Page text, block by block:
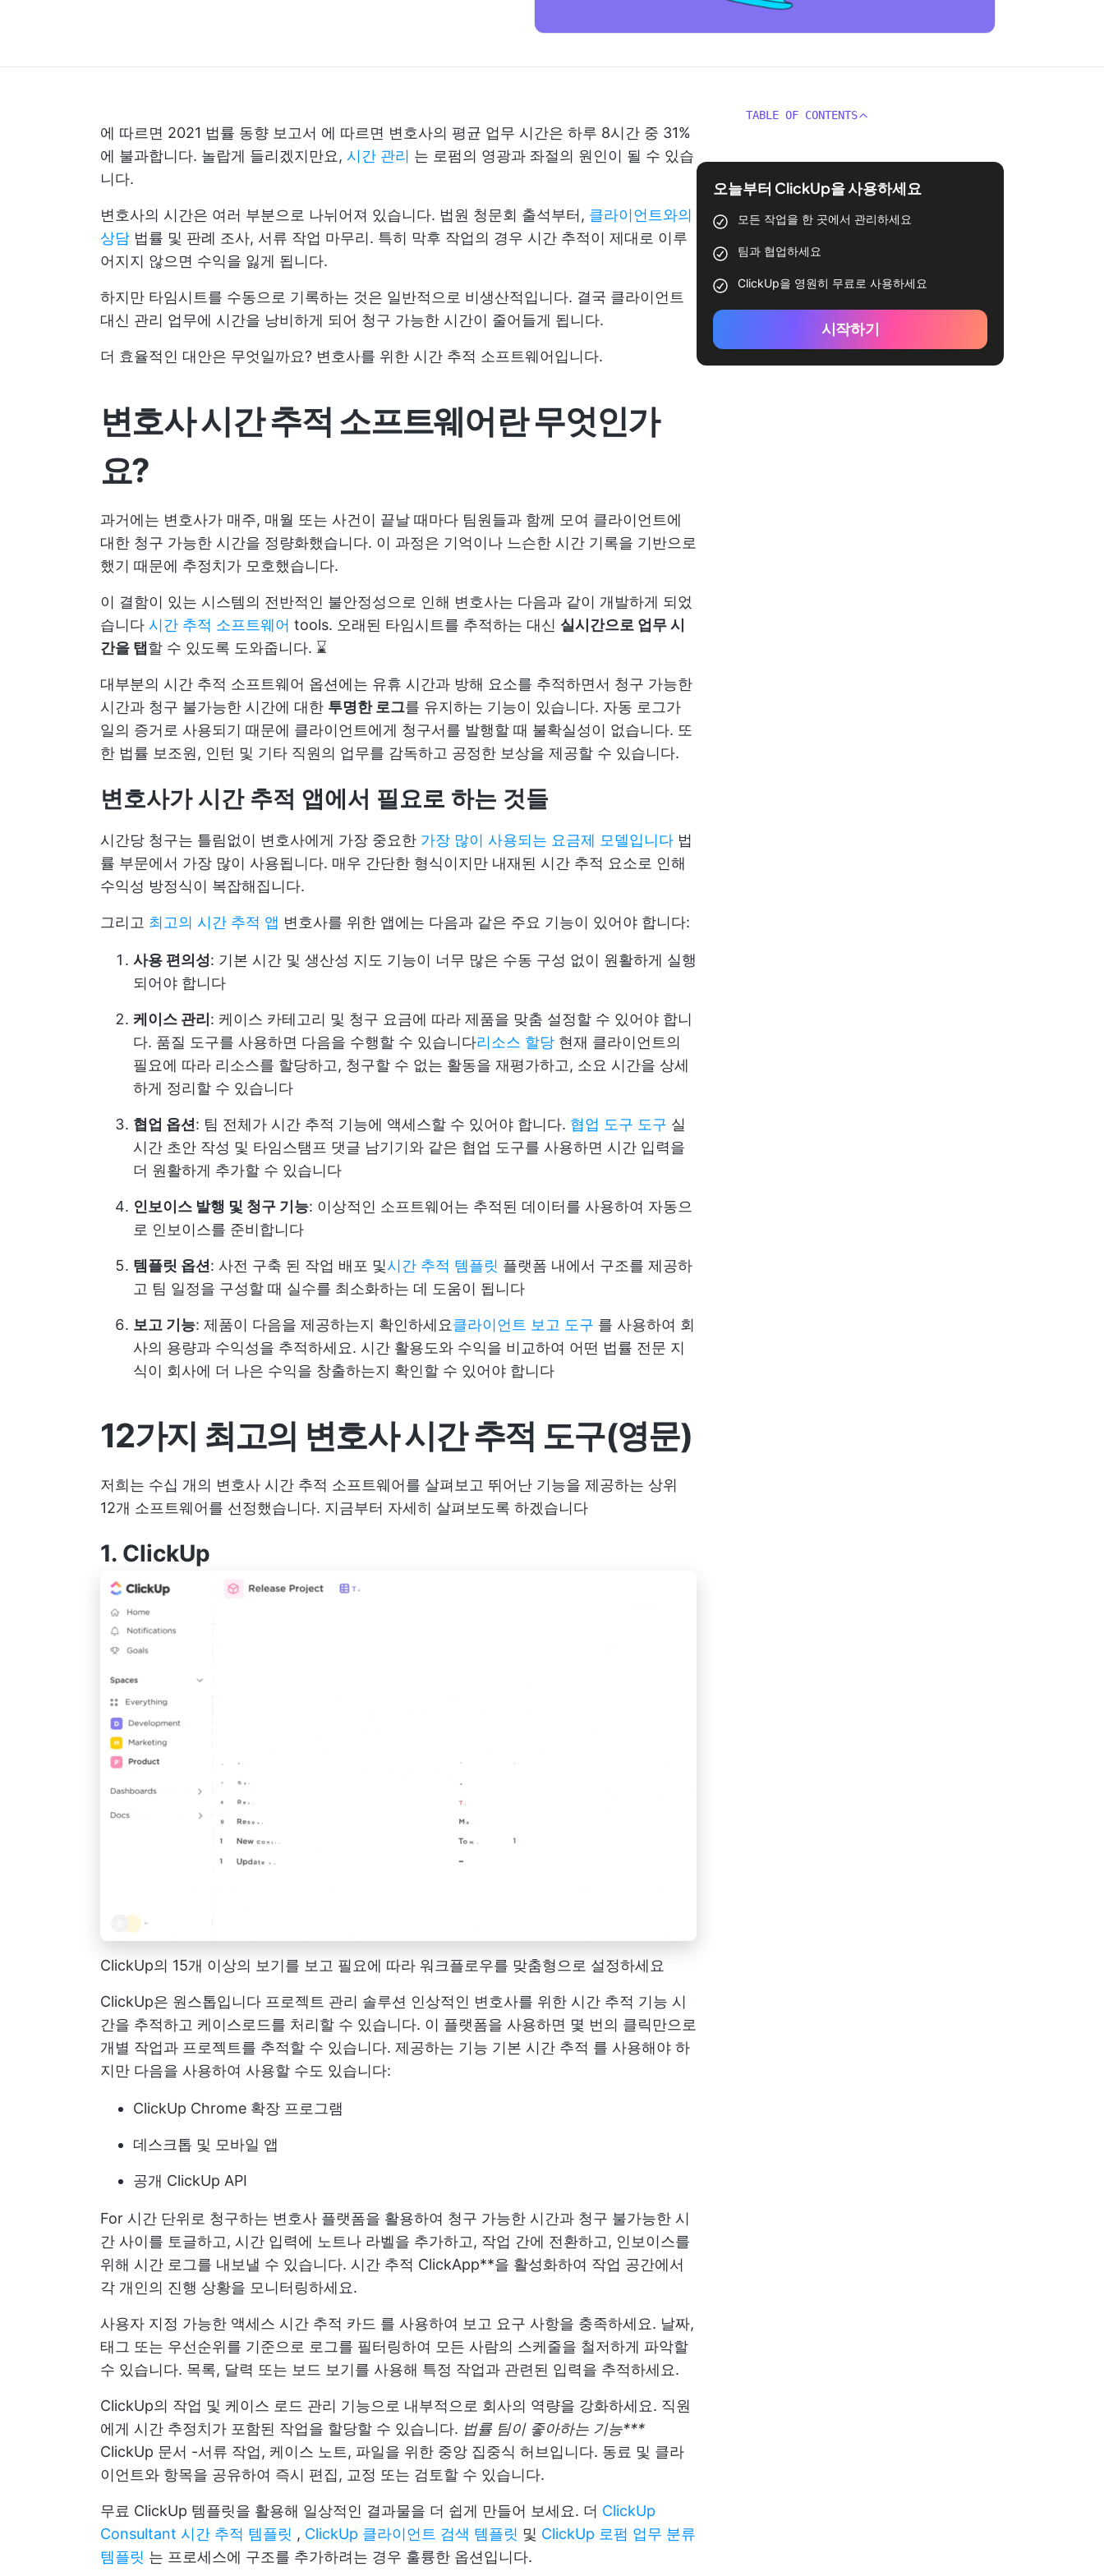
에 따르면 2021 법률 동향 보고서 에 따르면 변호사의 평균 업무 시간은 하루 8시간 중 31%
에 불과합니다. 놀랍게 들리겠지만요, 시간 관리 는 로펌의 영광과 좌절의 원인이 될 수 있습
니다.
변호사의 시간은 여러 부분으로 나뉘어져 있습니다. 법원 청문회 출석부터, 클라이언트와의
상담 법률 및 판례 조사, 서류 작업 마무리. 특히 막후 작업의 경우 시간 추적이 제대로 이루
어지지 않으면 수익을 잃게 됩니다.
하지만 타임시트를 수동으로 기록하는 것은 일반적으로 비생산적입니다. 결국 클라이언트
대신 관리 업무에 시간을 낭비하게 되어 청구 가능한 시간이 줄어들게 됩니다.
더 효율적인 대안은 무엇일까요? 변호사를 위한 시간 추적 소프트웨어입니다.
변호사 시간 추적 소프트웨어란 무엇인가
요?
과거에는 변호사가 매주, 매월 또는 사건이 끝날 때마다 팀원들과 함께 모여 클라이언트에
대한 청구 가능한 시간을 정량화했습니다. 이 과정은 기억이나 느슨한 시간 기록을 기반으로
했기 때문에 추정치가 모호했습니다.
이 결함이 있는 시스템의 전반적인 불안정성으로 인해 변호사는 다음과 같이 개발하게 되었
습니다 시간 추적 소프트웨어 tools. 오래된 타임시트를 추적하는 대신 실시간으로 업무 시
간을 탭 할 수 있도록 도와줍니다. ⌛
대부분의 시간 추적 소프트웨어 옵션에는 유휴 시간과 방해 요소를 추적하면서 청구 가능한
시간과 청구 불가능한 시간에 대한 투명한 로그를 유지하는 기능이 있습니다. 자동 로그가
일의 증거로 사용되기 때문에 클라이언트에게 청구서를 발행할 때 불확실성이 없습니다. 또
한 법률 보조원, 인턴 및 기타 직원의 업무를 감독하고 공정한 보상을 제공할 수 있습니다.
변호사가 시간 추적 앱에서 필요로 하는 것들
시간당 청구는 틀림없이 변호사에게 가장 중요한 가장 많이 사용되는 요금제 모델입니다 법
률 부문에서 가장 많이 사용됩니다. 매우 간단한 형식이지만 내재된 시간 추적 요소로 인해
수익성 방정식이 복잡해집니다.
그리고 최고의 시간 추적 앱 변호사를 위한 앱에는 다음과 같은 주요 기능이 있어야 합니다:
사용 편의성: 기본 시간 및 생산성 지도 기능이 너무 많은 수동 구성 없이 원활하게 실행
되어야 합니다
케이스 관리 : 케이스 카테고리 및 청구 요금에 따라 제품을 맞춤 설정할 수 있어야 합니
다. 품질 도구를 사용하면 다음을 수행할 수 있습니다리소스 할당 현재 클라이언트의
필요에 따라 리소스를 할당하고, 청구할 수 없는 활동을 재평가하고, 소요 시간을 상세
하게 정리할 수 있습니다
협업 옵션 : 팀 전체가 시간 추적 기능에 액세스할 수 있어야 합니다. 협업 도구 도구 실
시간 초안 작성 및 타임스탬프 댓글 남기기와 같은 협업 도구를 사용하면 시간 입력을
더 원활하게 추가할 수 있습니다
인보이스 발행 및 청구 기능: 이상적인 소프트웨어는 추적된 데이터를 사용하여 자동으
로 인보이스를 준비합니다
템플릿 옵션 : 사전 구축 된 작업 배포 및시간 추적 템플릿 플랫폼 내에서 구조를 제공하
고 팀 일정을 구성할 때 실수를 최소화하는 데 도움이 됩니다
보고 기능: 제품이 다음을 제공하는지 확인하세요클라이언트 보고 도구 를 사용하여 회
사의 용량과 수익성을 추적하세요. 시간 활용도와 수익을 비교하여 어떤 법률 전문 지
식이 회사에 더 나은 수익을 창출하는지 확인할 수 있어야 합니다
12가지 최고의 변호사 시간 추적 도구(영문)
저희는 수십 개의 변호사 시간 추적 소프트웨어를 살펴보고 뛰어난 기능을 제공하는 상위
12개 소프트웨어를 선정했습니다. 지금부터 자세히 살펴보도록 하겠습니다
1. ClickUp
ClickUp의 15개 이상의 보기를 보고 필요에 따라 워크플로우를 맞춤형으로 설정하세요
ClickUp은 원스톱입니다 프로젝트 관리 솔루션 인상적인 변호사를 위한 시간 추적 기능 시
간을 추적하고 케이스로드를 처리할 수 있습니다. 이 플랫폼을 사용하면 몇 번의 클릭만으로
개별 작업과 프로젝트를 추적할 수 있습니다. 제공하는 기능 기본 시간 추적 를 사용해야 하
지만 다음을 사용하여 사용할 수도 있습니다:
ClickUp Chrome 확장 프로그램
데스크톱 및 모바일 앱
공개 ClickUp API
For 시간 단위로 청구하는 변호사 플랫폼을 활용하여 청구 가능한 시간과 청구 불가능한 시
간 사이를 토글하고, 시간 입력에 노트나 라벨을 추가하고, 작업 간에 전환하고, 인보이스를
위해 시간 로그를 내보낼 수 있습니다. 시간 추적 ClickApp**을 활성화하여 작업 공간에서
각 개인의 진행 상황을 모니터링하세요.
사용자 지정 가능한 액세스 시간 추적 카드 를 사용하여 보고 요구 사항을 충족하세요. 날짜,
태그 또는 우선순위를 기준으로 로그를 필터링하여 모든 사람의 스케줄을 철저하게 파악할
수 있습니다. 목록, 달력 또는 보드 보기를 사용해 특정 작업과 관련된 입력을 추적하세요.
ClickUp의 작업 및 케이스 로드 관리 기능으로 내부적으로 회사의 역량을 강화하세요. 직원
에게 시간 추정치가 포함된 작업을 할당할 수 있습니다. 법률 팀이 좋아하는 기능***
ClickUp 문서 -서류 작업, 케이스 노트, 파일을 위한 중앙 집중식 허브입니다. 동료 및 클라
이언트와 항목을 공유하여 즉시 편집, 교정 또는 검토할 수 있습니다.
무료 ClickUp 템플릿을 활용해 일상적인 결과물을 더 쉽게 만들어 보세요. 더 ClickUp
Consultant 시간 추적 템플릿 , ClickUp 클라이언트 검색 템플릿 및 ClickUp 로펌 업무 분류
템플릿 는 프로세스에 구조를 추가하려는 경우 훌륭한 옵션입니다.
TABLE OF CONTENTS
오늘부터 ClickUp을 사용하세요
모든 작업을 한 곳에서 관리하세요
팀과 협업하세요
ClickUp을 영원히 무료로 사용하세요
시작하기